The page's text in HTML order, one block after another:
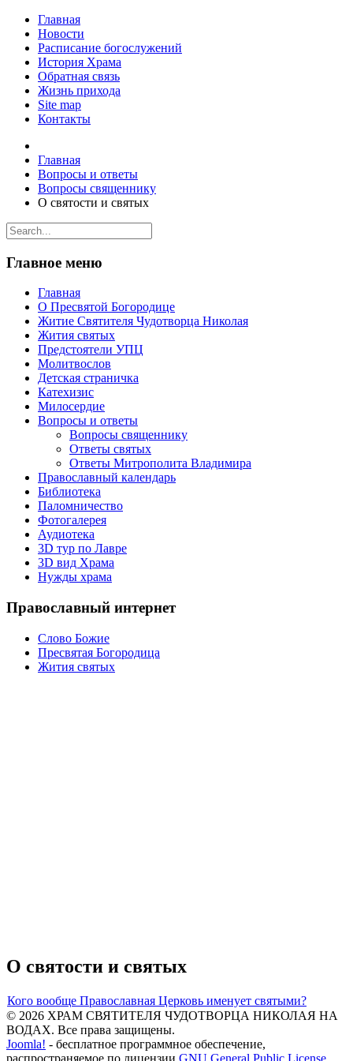
Главная
Новости
Расписание богослужений
История Храма
Обратная связь
Жизнь прихода
Site map
Контакты
Главная
Вопросы и ответы
Вопросы священнику
О святости и святых
Главное меню
Главная
О Пресвятой Богородице
Житие Святителя Чудотворца Николая
Жития святых
Предстоятели УПЦ
Молитвослов
Детская страничка
Катехизис
Милосердие
Вопросы и ответы
Вопросы священнику
Ответы святых
Ответы Митрополита Владимира
Православный календарь
Библиотека
Паломничество
Фотогалерея
Аудиотека
3D тур по Лавре
3D вид Храма
Нужды храма
Православный интернет
Слово Божие
Пресвятая Богородица
Жития святых
О святости и святых
Кого вообще Православная Церковь именует святыми?
© 2026 ХРАМ СВЯТИТЕЛЯ ЧУДОТВОРЦА НИКОЛАЯ НА
ВОДАХ. Все права защищены.
Joomla! - бесплатное программное обеспечение,
распространяемое по лицензии GNU General Public License.